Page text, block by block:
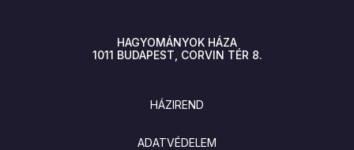
HAGYOMÁNYOK HÁZA
1011 BUDAPEST CORVIN TÉR 8.
HÁZIREND
ADATVÉDELEM